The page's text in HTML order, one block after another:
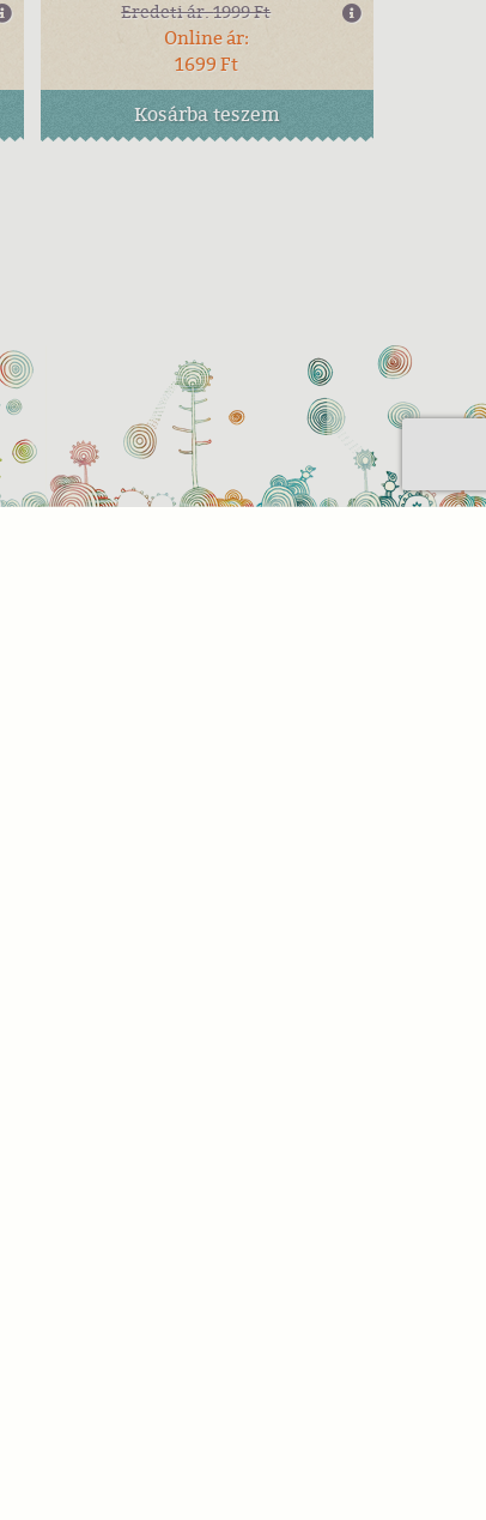
Eredeti ár:1999 Ft
Online ár:
1699 Ft
Kosárbateszem